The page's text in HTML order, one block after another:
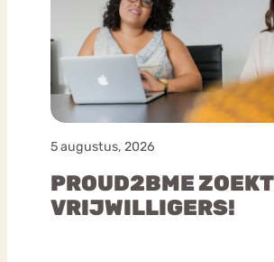
5 augustus, 2026
PROUD2BME ZOEKT
VRIJWILLIGERS!